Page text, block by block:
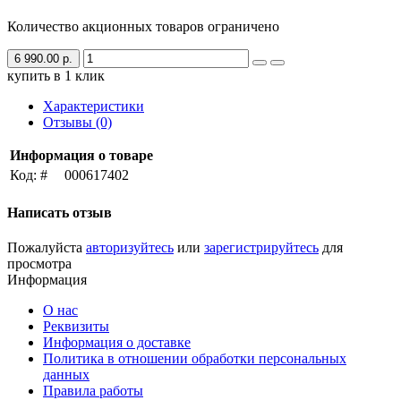
Количество акционных товаров ограничено
6 990.00 р.
купить в 1 клик
Характеристики
Отзывы (0)
Информация о товаре
Код: #
000617402
Написать отзыв
Пожалуйста авторизуйтесь или зарегистрируйтесь для
просмотра
Информация
О нас
Реквизиты
Информация о доставке
Политика в отношении обработки персональных
данных
Правила работы